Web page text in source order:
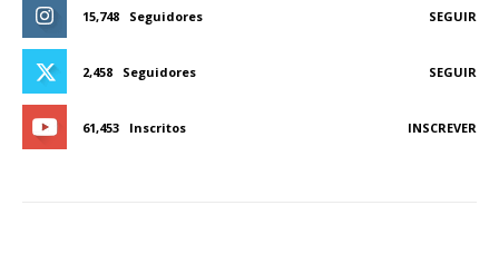
15,748 Seguidores SEGUIR
2,458 Seguidores SEGUIR
61,453 Inscritos INSCREVER